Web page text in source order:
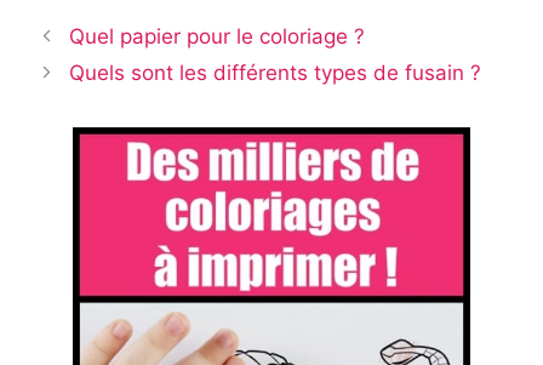
Quel papier pour le coloriage ?
Quels sont les différents types de fusain ?